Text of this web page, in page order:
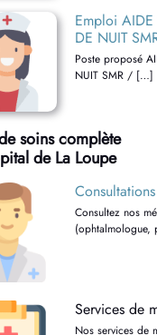
Emploi
DE NUIT
Poste proposé
NUIT SMR / […]
soins complète
de La Loupe
Consultations
Consultez nos
(ophtalmologue,
Services de
Nos services de